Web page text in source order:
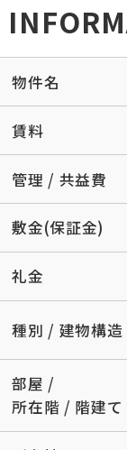
物件名
賃料
管理 / 共益費
敷金(保証金)
礼金
種別 / 建物構造
部屋 /
所在階 / 階建て